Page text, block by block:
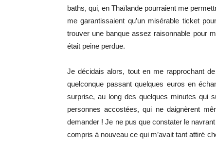
baths, qui, en Thaïlande pourraient me
me garantissaient qu’un misérable ticket
trouver une banque assez raisonnable pour
était peine perdue.
Je décidais alors, tout en me rapprochant
quelconque passant quelques euros en
surprise, au long des quelques minutes qui
personnes accostées, qui ne daignèrent
demander ! Je ne pus que constater le
compris à nouveau ce qui m’avait tant attiré